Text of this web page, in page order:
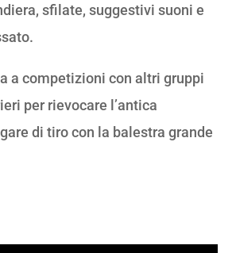
sfilate, suggestivi suoni e
a competizioni con altri gruppi
per rievocare l’antica
di tiro con la balestra grande